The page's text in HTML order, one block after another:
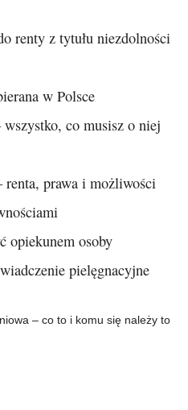
renty z tytułu niezdolności
w Polsce
wszystko, co musisz o niej
renta, prawa i możliwości
opiekunem osoby
pielęgnacyjne
– co to i komu się należy to